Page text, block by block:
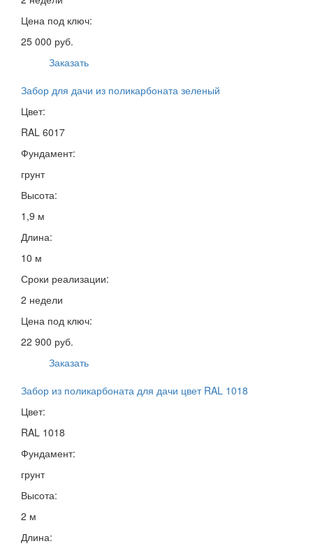
Цена под ключ:
25 000 руб.
Заказать
Забор для дачи из поликарбоната зеленый
Цвет:
RAL 6017
Фундамент:
грунт
Высота:
1,9 м
Длина:
10 м
Сроки реализации:
2 недели
Цена под ключ:
22 900 руб.
Заказать
Забор из поликарбоната для дачи цвет RAL 1018
Цвет:
RAL 1018
Фундамент:
грунт
Высота:
2 м
Длина: